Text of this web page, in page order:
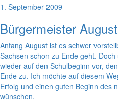
1. September 2009
Bürgermeister
Anfang August ist es schwer
Sachsen schon zu Ende geht.
wieder auf den Schulbeginn vor,
Ende zu. Ich möchte auf diesem
Erfolg und einen guten Beginn des
wünschen.